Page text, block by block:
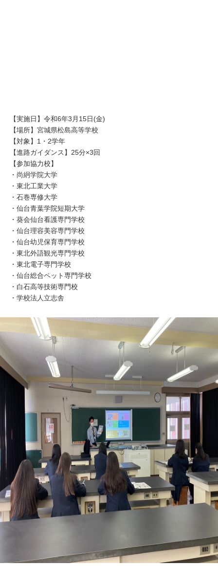
【実施日】令和6年3月15日(金)
【場所】宮城県松島高等学校
【対象】1・2学年
【進路ガイダンス】25分×3回
【参加協力校】
・尚絅学院大学
・東北工業大学
・石巻専修大学
・仙台青葉学院短期大学
・葵会仙台看護専門学校
・仙台理容美容専門学校
・仙台幼児保育専門学校
・東北外語観光専門学校
・東北電子専門学校
・仙台総合ペット専門学校
・白石高等技術専門校
・学校法人立志舎